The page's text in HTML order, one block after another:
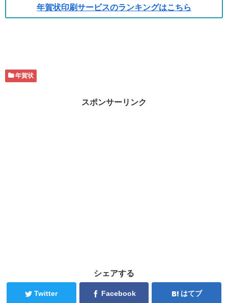
年賀状印刷サービスのランキングはこちら
年賀状
スポンサーリンク
シェアする
Twitter Facebook はてブ